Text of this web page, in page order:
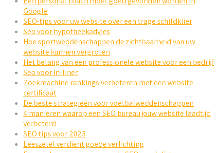
Google
SEO-tips voor uw website over een trage schildklier
Seo voor hypotheekadvies
Hoe sportweddenschappen de zichtbaarheid van uw
website kunnen vergroten
Het belang van een professionele website voor een bedrijf
Seo voor In-liner
Zoekmachine rankings verbeteren met een website
certificaat
De beste strategieën voor voetbalweddenschappen
4 manieren waarop een SEO bureau jouw website laadtijd
verbeterd
SEO tips voor 2023
Leeszetel verdient goede verlichting